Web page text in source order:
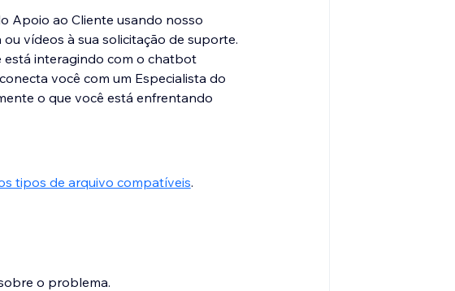
Apoio ao Cliente usando nosso
vídeos à sua solicitação de suporte.
interagindo com o chatbot
você com um Especialista do
o que você está enfrentando
tipos de arquivo compatíveis.
o problema.